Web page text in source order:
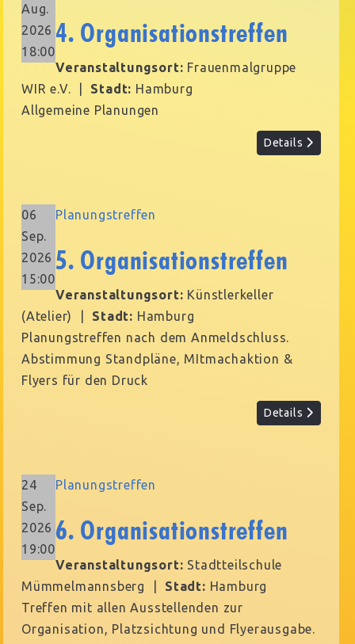
Aug.
2026
18:00
4. Organisationstreffen
Veranstaltungsort: Frauenmalgruppe
WIR e.V.
Stadt: Hamburg
Allgemeine Planungen
Details
06
Sep.
2026
15:00
Planungstreffen
5. Organisationstreffen
Veranstaltungsort: Künstlerkeller
(Atelier)
Stadt: Hamburg
Planungstreffen nach dem Anmeldschluss.
Abstimmung Standpläne, MItmachaktion &
Flyers für den Druck
Details
24
Sep.
2026
19:00
Planungstreffen
6. Organisationstreffen
Veranstaltungsort: Stadtteilschule
Mümmelmannsberg
Stadt: Hamburg
Treffen mit allen Ausstellenden zur
Organisation, Platzsichtung und Flyerausgabe.